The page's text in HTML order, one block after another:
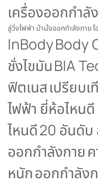
เครื่องออกกำลั
ลู่วิ่งไฟฟ่า ม้านั่งออกกำลังกาย
InBodyBody
ชั่งไขมันBIA
ฟิตเนสเปรียบ
ไฟฟ้า ยี่ห้อไหน
ไหนดี20 อันดับ
ออกกำลังกาย
หนักออกกำลัง